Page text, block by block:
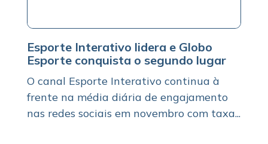
Esporte Interativo lidera e Globo
Esporte conquista o segundo lugar
O canal Esporte Interativo continua à
frente na média diária de engajamento
nas redes sociais em novembro com taxa...